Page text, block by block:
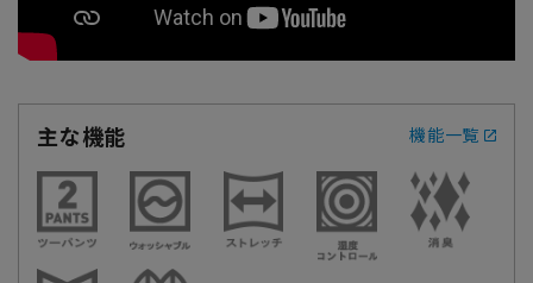
主な機能 機能一覧